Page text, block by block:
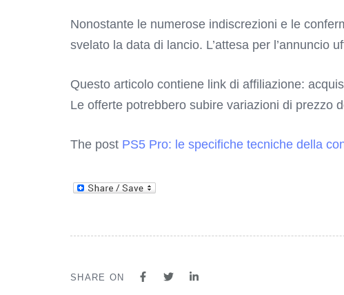
Nonostante le numerose indiscrezioni e le
svelato la data di lancio. L’attesa per l’annuncio
Questo articolo contiene link di affiliazione:
Le offerte potrebbero subire variazioni di prezzo
The post PS5 Pro: le specifiche tecniche della
SHARE ON